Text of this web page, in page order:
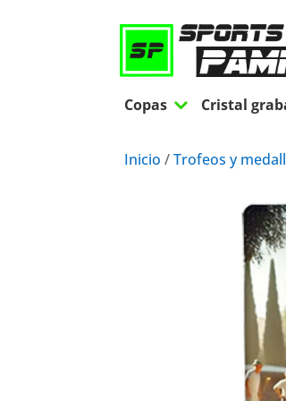
Copas 3 Cristal
Inicio /Trofeos y